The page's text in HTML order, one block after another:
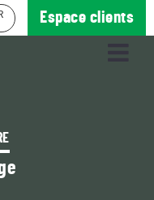
Espace clients
OPEN